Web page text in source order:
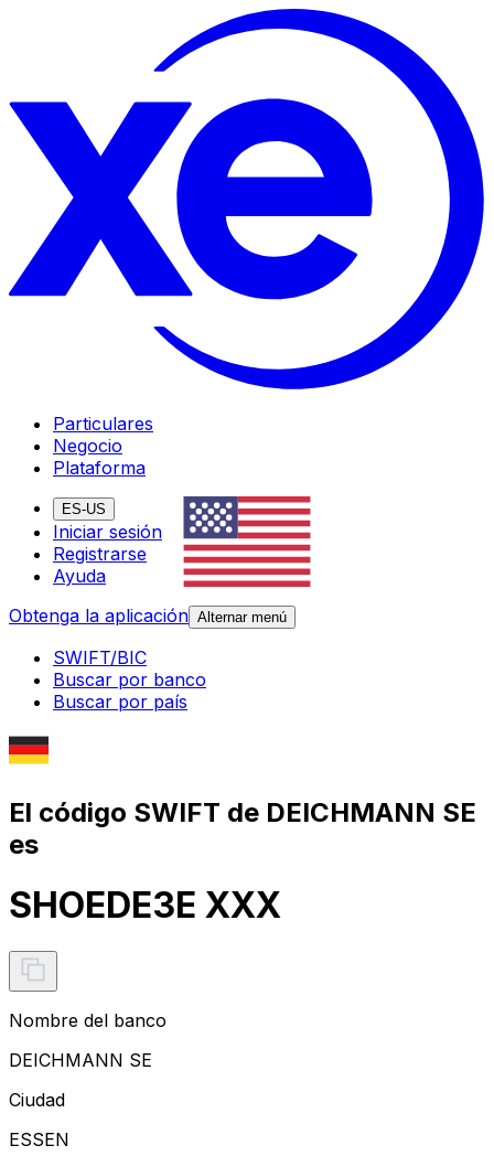
Particulares
Negocio
Plataforma
ES-US
Iniciar sesión
Registrarse
Ayuda
Obtenga la aplicación Alternar menú
SWIFT/BIC
Buscar por banco
Buscar por país
El código SWIFT de DEICHMANN SE
es
SHOEDE3E XXX
Nombre del banco
DEICHMANN SE
Ciudad
ESSEN